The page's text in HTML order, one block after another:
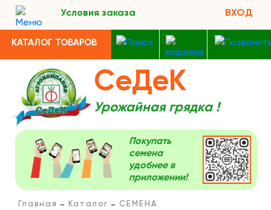
Условия заказа ВХОД
КАТАЛОГ ТОВАРОВ
СеДеК
Урожайная грядка !
Покупать
семена
удобнее в
приложении!
Главная Каталог
СЕМЕНА